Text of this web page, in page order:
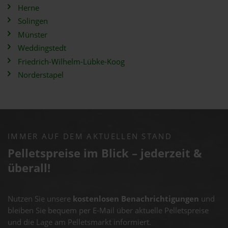
Herne
Solingen
Münster
Weddingstedt
Friedrich-Wilhelm-Lübke-Koog
Norderstapel
IMMER AUF DEM AKTUELLEN STAND
Pelletspreise im Blick – jederzeit &
überall!
Nutzen Sie unsere kostenlosen Benachrichtigungen und
bleiben Sie bequem per E-Mail über aktuelle Pelletspreise
und die Lage am Pelletsmarkt informiert.